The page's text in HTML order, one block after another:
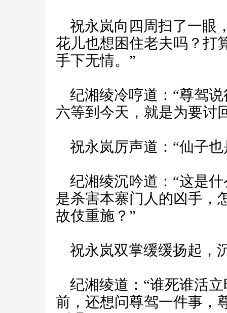
祝永岚向四周扫了一眼
花儿也想困住老夫吗？打
手下无情。”
纪湘绫冷哼道：“尊驾
六等到今天，就是为要讨
祝永岚厉声道：“仙子也
纪湘绫沉吟道：“这是
是杀害本寨门人的凶手，
故伎重施？”
祝永岚双掌缓缓扬起，
纪湘绫道：“谁死谁活
前，还想问尊驾一件事，